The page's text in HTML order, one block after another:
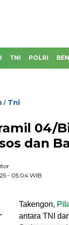
TNI POLRI
/ Tni
04/
dan
- 05:04 WIB
Takengon,
antara TNI